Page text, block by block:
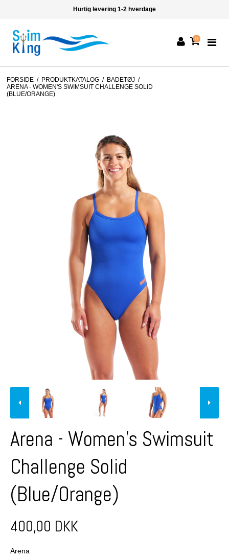
Hurtig levering 1-2 hverdage
0
FORSIDE / PRODUKTKATALOG / BADETØJ /
ARENA - WOMEN'S SWIMSUIT CHALLENGE SOLID
(BLUE/ORANGE)
Arena - Women's Swimsuit
Challenge Solid
(Blue/Orange)
400,00 DKK
Arena